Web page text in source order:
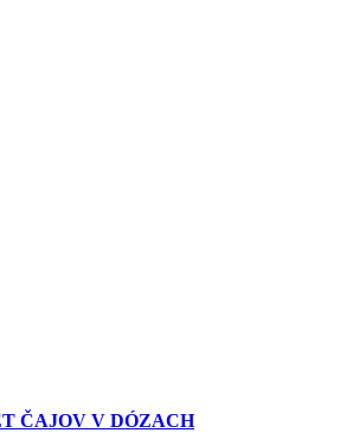
ČAJOV V DÓZACH